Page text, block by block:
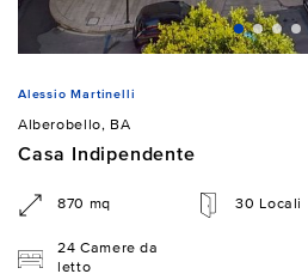
Alessio Martinelli
Alberobello, BA
Casa Indipendente
870 mq 30 Locali
24 Camere da
letto